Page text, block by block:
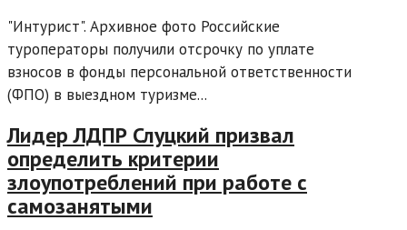
"Интурист". Архивное фото Российские
туроператоры получили отсрочку по уплате
взносов в фонды персональной ответственности
(ФПО) в выездном туризме...
Лидер ЛДПР Слуцкий призвал
определить критерии
злоупотреблений при работе с
самозанятыми